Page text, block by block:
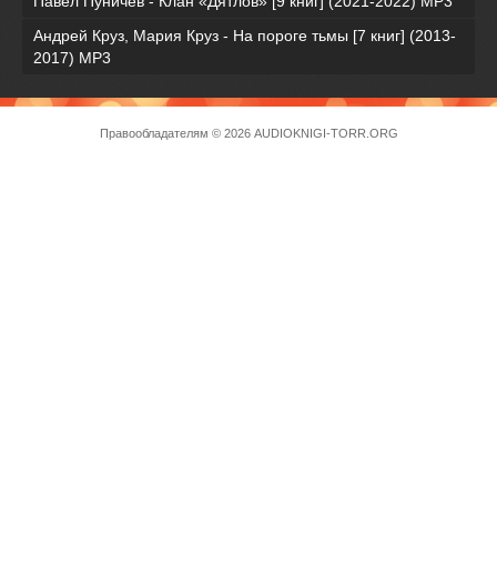
Андрей Круз, Мария Круз - На пороге тьмы [7 книг] (2013-
2017) МР3
Правообладателям © 2026 AUDIOKNIGI-TORR.ORG